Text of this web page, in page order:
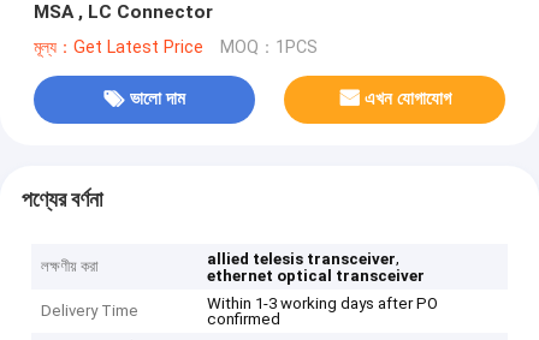
MSA , LC Connector
মূল্য：Get Latest Price MOQ：1PCS
ভালো দাম এখন যোগাযোগ
পণ্যের বর্ণনা
লক্ষণীয় করা allied telesis transceiver,
ethernet optical transceiver
Delivery Time
Within 1-3 working days after PO
confirmed